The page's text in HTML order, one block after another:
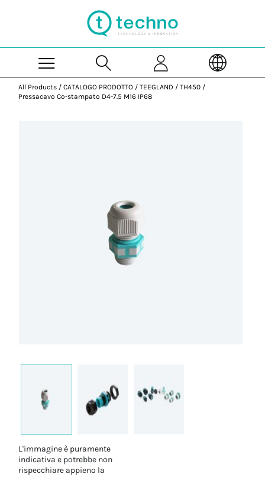
All Products / CATALOGO PRODOTTO / TEEGLAND / TH450 /
Pressacavo Co-stampato D4-7.5 M16 IP68
L'immagine è puramente
indicativa e potrebbe non
rispecchiare appieno la